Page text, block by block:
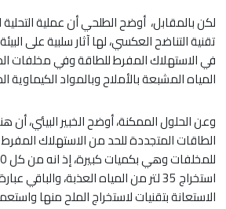
لكن بالمقابل، أوضح الطلحي أن عملية
تقنية التناضح العكسي، لها آثار سلبية على
في الاستهلاك المفرط للطاقة وفي مخلفات
المياه المشبعة بالأملاح وبالمواد
وعن الحلول الممكنة، أوضح الخبير البيئي، أن
الطاقات المتجددة للحد من الاستهلاك المفرط
استخراج 35 لتر من المياه العذبة،
الاستعانة بتقنيات لاستخراج الملح منها